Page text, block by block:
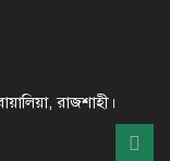
রাজশাহী।